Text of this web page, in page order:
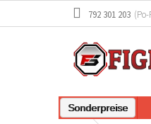
792 301 203
Sonderpreise